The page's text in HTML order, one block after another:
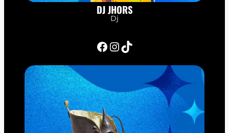
DJ JHORS
Dj
Facebook InstagramTikTok